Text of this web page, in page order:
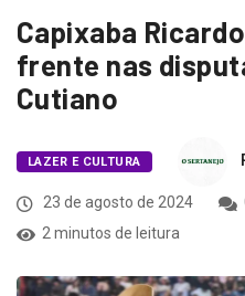
Capixaba
frente nas
Cutiano
LAZER E CULTURA
23 de agosto de 2024
2 minutos de leitura